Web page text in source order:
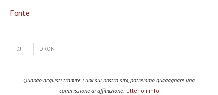
Fonte
DJI DRONI
Quando acquisti tramite i link sul nostro sito, potremmo guadagnare una
commissione di affiliazione. Ulteriori info